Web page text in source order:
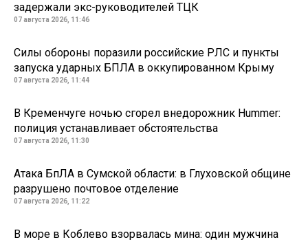
задержали экс-руководителей ТЦК
07 августа 2026, 11:46
Силы обороны поразили российские РЛС и пункты
запуска ударных БПЛА в оккупированном Крыму
07 августа 2026, 11:44
В Кременчуге ночью сгорел внедорожник Hummer:
полиция устанавливает обстоятельства
07 августа 2026, 11:30
Атака БпЛА в Сумской области: в Глуховской общине
разрушено почтовое отделение
07 августа 2026, 11:22
В море в Коблево взорвалась мина: один мужчина